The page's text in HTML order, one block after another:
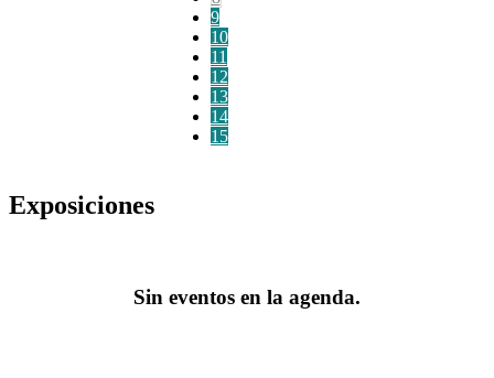
9
10
11
12
13
14
15
Exposiciones
Sin eventos en la agenda.